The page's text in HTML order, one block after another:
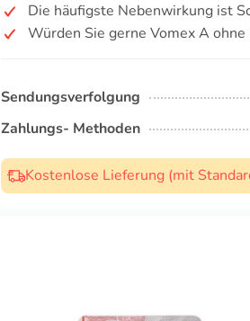
Die häufigste Nebenwirkung ist
Würden Sie gerne Vomex A
Sendungsverfolgung
Zahlungs- Methoden
Kostenlose Lieferung (mit